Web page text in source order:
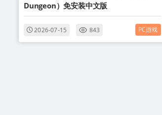
Dungeon）免安装中文版
2026-07-15 843 PC游戏